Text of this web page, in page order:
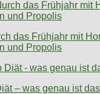
das Frühjahr mit
und Propolis
– was genau ist